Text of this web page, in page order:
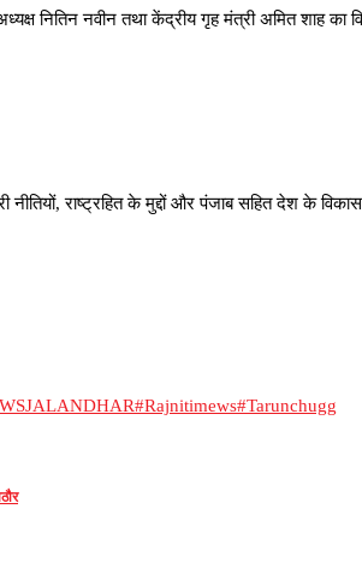
नितिन नवीन तथा केंद्रीय गृह मंत्री अमित शाह का
राष्ट्रहित के मुद्दों और पंजाब सहित देश के
#Rajnitimews#Tarunchugg